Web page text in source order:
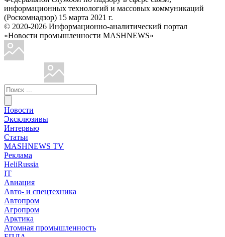
информационных технологий и массовых коммуникаций
(Роскомнадзор) 15 марта 2021 г.
© 2020-2026 Информационно-аналитический портал
«Новости промышленности MASHNEWS»
Новости
Эксклюзивы
Интервью
Статьи
MASHNEWS TV
Реклама
HeliRussia
IT
Авиация
Авто- и спецтехника
Автопром
Агропром
Арктика
Атомная промышленность